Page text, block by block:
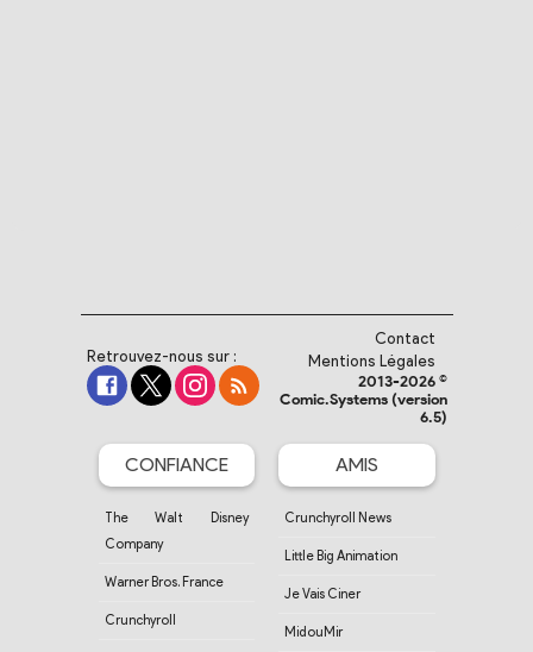
Retrouvez-nous sur :
Contact
Mentions Légales
2013-2026 ©
Comic.Systems (version
6.5)
CONFIANCE
The Walt Disney
Company
Warner Bros. France
Crunchyroll
AMIS
Crunchyroll News
Little Big Animation
Je Vais Ciner
MidouMir